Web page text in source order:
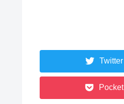
Twitter
Pocket